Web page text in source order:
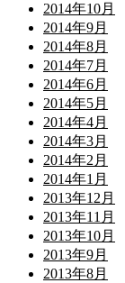
2014年10月
2014年9月
2014年8月
2014年7月
2014年6月
2014年5月
2014年4月
2014年3月
2014年2月
2014年1月
2013年12月
2013年11月
2013年10月
2013年9月
2013年8月